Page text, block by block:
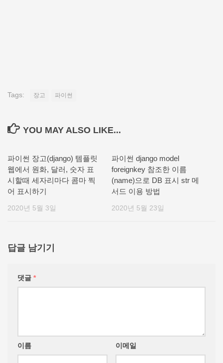
Tags: 장고 파이썬
YOU MAY ALSO LIKE...
파이썬 장고(django) 템플릿
웹에서 원화, 달러, 숫자 표
시할때 세자리마다 콤마 찍
어 표시하기
2020년 5월 3일
파이썬 django model
foreignkey 참조한 이름
(name)으로 DB 표시 str 메
서드 이용 방법
2020년 5월 23일
답글 남기기
댓글 *
이름 이메일